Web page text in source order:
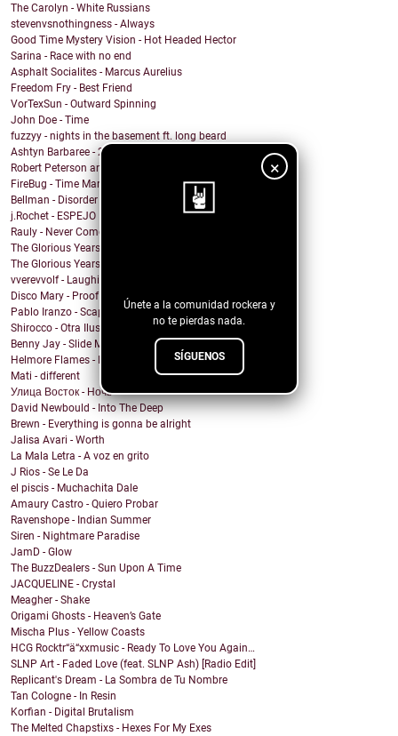
×
Únete a la comunidad rockera y
no te pierdas nada.
SÍGUENOS
The Carolyn - White Russians
stevenvsnothingness - Always
Good Time Mystery Vision - Hot Headed Hector
Sarina - Race with no end
Asphalt Socialites - Marcus Aurelius
Freedom Fry - Best Friend
VorTexSun - Outward Spinning
John Doe - Time
fuzzyy - nights in the basement ft. long beard
Ashtyn Barbaree - 2am Shadow (Piano Version)
Robert Peterson and The Crusade - Of All The World
FireBug - Time Marches On
Bellman - Disorder
j.Rochet - ESPEJO
Rauly - Never Come Back
The Glorious Years - Cosmic Behaviour
The Glorious Years - Sweet Imperfections
vverevvolf - Laughing Til I Cry
Disco Mary - Proof
Pablo Iranzo - Scapegoat (Single Edit)
Shirocco - Otra Ilusión
Benny Jay - Slide My Way
Helmore Flames - E Pluribus Unum
Mati - different
Улица Восток - Ночь
David Newbould - Into The Deep
Brewn - Everything is gonna be alright
Jalisa Avari - Worth
La Mala Letra - A voz en grito
J Rios - Se Le Da
el piscis - Muchachita Dale
Amaury Castro - Quiero Probar
Ravenshope - Indian Summer
Siren - Nightmare Paradise
JamD - Glow
The BuzzDealers - Sun Upon A Time
JACQUELINE - Crystal
Meagher - Shake
Origami Ghosts - Heaven’s Gate
Mischa Plus - Yellow Coasts
HCG Rocktr“ä“xxmusic - Ready To Love You Again…
SLNP Art - Faded Love (feat. SLNP Ash) [Radio Edit]
Replicant's Dream - La Sombra de Tu Nombre
Tan Cologne - In Resin
Korfian - Digital Brutalism
The Melted Chapstixs - Hexes For My Exes